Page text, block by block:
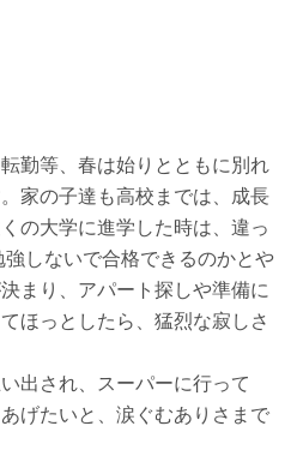
勤等、春は始りとともに別れ
家の子達も高校までは、成長
の大学に進学した時は、違っ
強しないで合格できるのかとや
まり、アパート探しや準備に
ほっとしたら、猛烈な寂しさ
出され、スーパーに行って
げたいと、涙ぐむありさまで